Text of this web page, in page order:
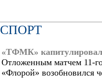
СПОРТ
«ТФМК»
Отложенным матчем 11-
«Флорой» возобновился